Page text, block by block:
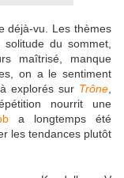
déjà-vu. Les thèmes
du sommet,
maîtrisé, manque
on a le sentiment
explorés sur Trône
nourrit une
a longtemps été
les tendances plutôt